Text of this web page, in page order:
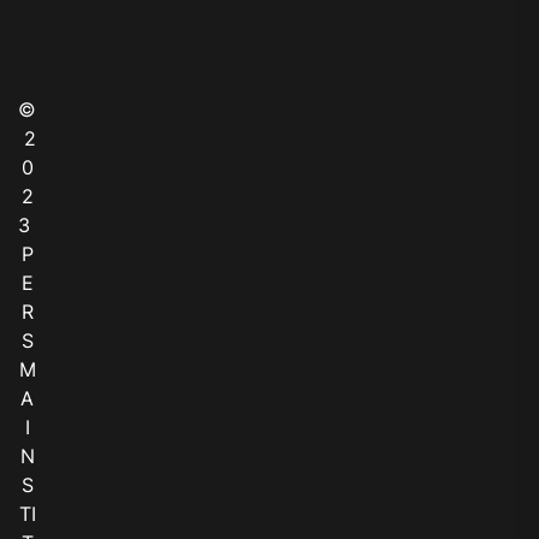
©
2
0
2
3
P
E
R
S
M
A
I
N
S
TI